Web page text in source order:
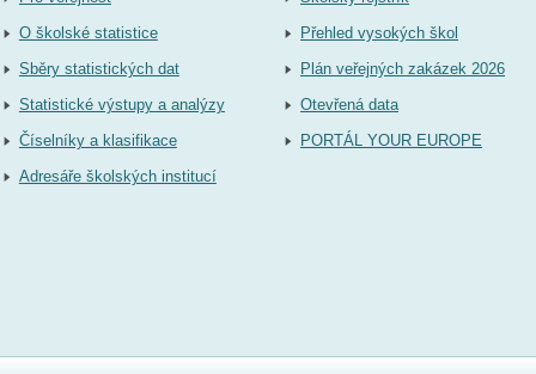
O školské statistice
Sběry statistických dat
Statistické výstupy a analýzy
Číselníky a klasifikace
Adresáře školských institucí
Přehled vysokých škol
Plán veřejných zakázek 2026
Otevřená data
PORTÁL YOUR EUROPE